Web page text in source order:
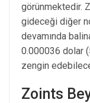
görünmektedir.
gideceği diğer
devamında
0.000036 dolar
zengin
Zoints